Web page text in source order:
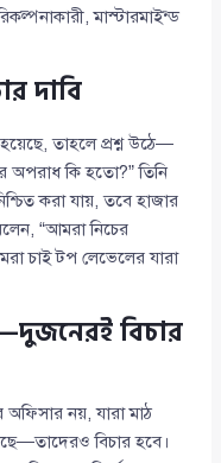
মাস্টারমাইন্ড
দাবি
তাহলে প্রশ্ন উঠে—
অপরাধ কি হতো?” তিনি
করা যায়, তবে হাজার
“আমরা নিচের
চাই টপ লেভেলের যারা
বিচার
নয়, যারা মাঠ
বিচার হবে।